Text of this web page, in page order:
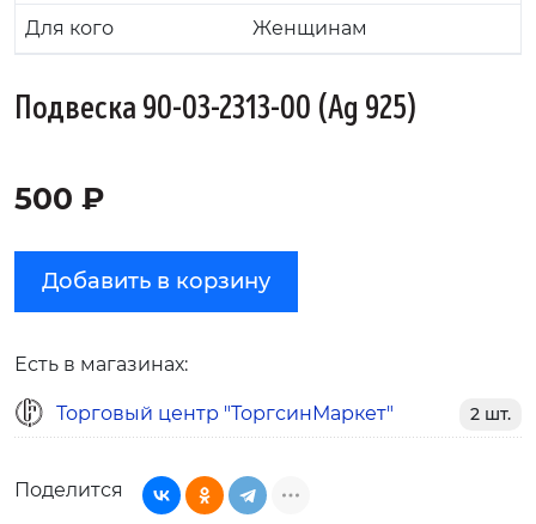
Для кого Женщинам
Подвеска 90-03-2313-00 (Ag 925)
500 ₽
Добавить в корзину
Есть в магазинах:
Торговый центр "ТоргсинМаркет" 2 шт.
Поделится